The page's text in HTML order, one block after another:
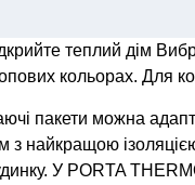
теплий дім
кольорах. Для
пакети можна
з найкращою
У PORTA